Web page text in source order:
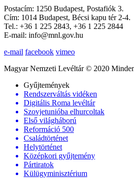
Postacím: 1250 Budapest, Postafiók 3.
Cím: 1014 Budapest, Bécsi kapu tér 2-4.
Tel.: +36 1 225 2843, +36 1 225 2844
E-mail: info@mnl.gov.hu
e-mail facebook vimeo
Magyar Nemzeti Levéltár © 2020
Gyűjtemények
Rendszerváltás vidéken
Digitális Roma levéltár
Szovjetunióba elhurcoltak
Első világháború
Reformáció 500
Családtörténet
Helytörténet
Középkori gyűjtemény
Pártiratok
Külügyminisztérium